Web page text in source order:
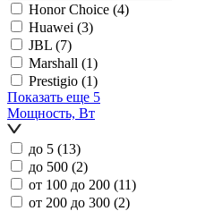
Honor Choice (4)
Huawei (3)
JBL (7)
Marshall (1)
Prestigio (1)
Показать еще 5
Мощность, Вт
до 5 (13)
до 500 (2)
от 100 до 200 (11)
от 200 до 300 (2)